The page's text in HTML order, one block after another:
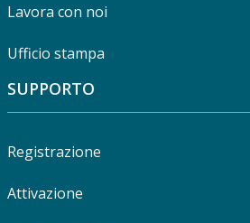
Lavora con noi
Ufficio stampa
SUPPORTO
Registrazione
Attivazione